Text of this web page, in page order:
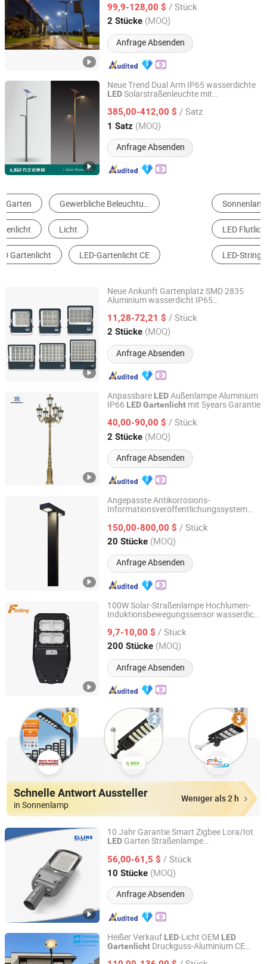
99,9-128,00 $ / Stück
2 Stücke (MOQ)
Anfrage Absenden
Jiangsu, China Seit 2025
Neue Trend Dual Arm IP65 wasserdichte
LEDSolarstraßenleuchte mit
zur 150W Stromversorgung für Straßen-,
Garten- und Rasenlampenpfosten
385,00-412,00 $ / Satz
1 Satz (MOQ)
Anfrage Absenden
Sichuan Lishida Smart Lighting Technology Co., Ltd.
Sichuan, China Seit 2025
Sonnenlamp LED Straßenlaterne
LED Flutlicht LED Garten Licht
LED-String-Licht
Neue Ankunft Gartenplatz SMD 2835
Aluminium wasserdicht IP65
300W 400W 600WLEDFlutlicht
11,28-72,21 $ / Stück
2 Stücke (MOQ)
Anfrage Absenden
Zhongshan Zenlea Lighting Technology Co., Ltd
Guangdong, China Seit 2024
Anpassbare LEDAußenlampe Aluminium
IP66 LEDGartenlicht mit 5years Garantie
40,00-90,00 $ / Stück
2 Stücke (MOQ)
Anfrage Absenden
Yangzhou Huatai Lighting Group Co., Ltd
Jiangsu, China Seit 2024
Angepasste Antikorrosions-
Informationsveröffentlichungssystem
Landschaftsgestaltung im Hinterhof
150,00-800,00 $ / Stück
20 Stücke (MOQ)
Anfrage Absenden
Jiangsu Xinyixin Lighting Technology Co., Ltd.
Seit 2026
100W Solar-Straßenlampe Hochlumen-
Induktionsbewegungssensor wasserdicht
LED-Garten-Solar-Straßenlichter
9,7-10,00 $ / Stück
200 Stücke (MOQ)
Anfrage Absenden
Jiangmen City Feidong Lighting Co., LTD
Guangdong, China Seit 2019
Schnelle Antwort Aussteller
in Sonnenlamp
Weniger als 2 h
10 Jahr Garantie Smart Zigbee Lora/Iot
LED Garten Straßenlampe
Straßenlicht
56,00-61,5 $ / Stück
10 Stücke (MOQ)
Anfrage Absenden
Ellins Optoelectronics Co., Limited
Guangdong, China Seit 2017
Heißer Verkauf LED-Licht OEM LED
Gartenlicht Druckguss-Aluminium CE
HangZhou ZhongMing PhotoElectricity Co.,Ltd.